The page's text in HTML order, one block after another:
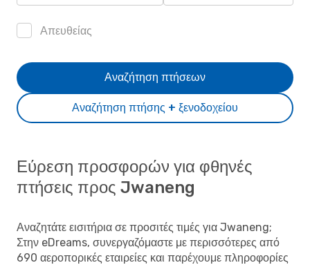
Απευθείας
Αναζήτηση πτήσης + ξενοδοχείου
Αναζήτηση πτήσεων
Εύρεση προσφορών για φθηνές
πτήσεις προς Jwaneng
Αναζητάτε εισιτήρια σε προσιτές τιμές για Jwaneng;
Στην eDreams, συνεργαζόμαστε με περισσότερες από
690 αεροπορικές εταιρείες και παρέχουμε πληροφορίες